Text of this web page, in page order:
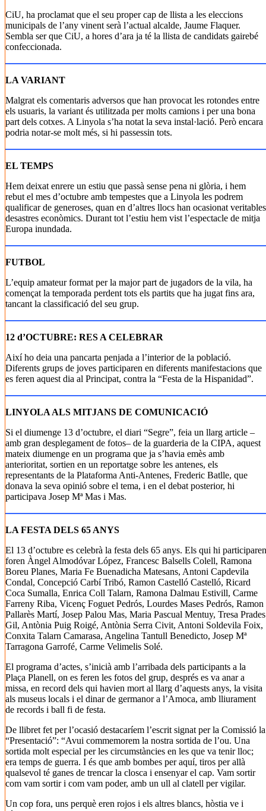
CiU, ha proclamat que el seu proper cap de llista a les eleccions
municipals de l’any vinent serà l’actual alcalde, Jaume Flaquer.
Sembla ser que CiU, a hores d’ara ja té la llista de candidats gairebé
confeccionada.
LA VARIANT
Malgrat els comentaris adversos que han provocat les rotondes entre
els usuaris, la variant és utilitzada per molts camions i per una bona
part dels cotxes. A Linyola s’ha notat la seva instal·lació. Però encara
podria notar-se molt més, si hi passessin tots.
EL TEMPS
Hem deixat enrere un estiu que passà sense pena ni glòria, i hem
rebut el mes d’octubre amb tempestes que a Linyola les podrem
qualificar de generoses, quan en d’altres llocs han ocasionat veritables
desastres econòmics. Durant tot l’estiu hem vist l’espectacle de mitja
Europa inundada.
FUTBOL
L’equip amateur format per la major part de jugadors de la vila, ha
començat la temporada perdent tots els partits que ha jugat fins ara,
tancant la classificació del seu grup.
12 d’OCTUBRE: RES A CELEBRAR
Així ho deia una pancarta penjada a l’interior de la població.
Diferents grups de joves participaren en diferents manifestacions que
es feren aquest dia al Principat, contra la “Festa de la Hispanidad”.
LINYOLA ALS MITJANS DE COMUNICACIÓ
Si el diumenge 13 d’octubre, el diari “Segre”, feia un llarg article –
amb gran desplegament de fotos– de la guarderia de la CIPA, aquest
mateix diumenge en un programa que ja s’havia emès amb
anterioritat, sortien en un reportatge sobre les antenes, els
representants de la Plataforma Anti-Antenes, Frederic Batlle, que
donava la seva opinió sobre el tema, i en el debat posterior, hi
participava Josep Mª Mas i Mas.
LA FESTA DELS 65 ANYS
El 13 d’octubre es celebrà la festa dels 65 anys. Els qui hi participaren
foren Àngel Almodóvar López, Francesc Balsells Colell, Ramona
Boreu Planes, Maria Fe Buenadicha Matesans, Antoni Capdevila
Condal, Concepció Carbí Tribó, Ramon Castelló Castelló, Ricard
Coca Sumalla, Enrica Coll Talarn, Ramona Dalmau Estivill, Carme
Farreny Riba, Vicenç Foguet Pedrós, Lourdes Mases Pedrós, Ramon
Pallarès Martí, Josep Palou Mas, Maria Pascual Mentuy, Tresa Prades
Gil, Antònia Puig Roigé, Antònia Serra Civit, Antoni Soldevila Foix,
Conxita Talarn Camarasa, Angelina Tantull Benedicto, Josep Mª
Tarragona Garrofé, Carme Velimelis Solé.
El programa d’actes, s’inicià amb l’arribada dels participants a la
Plaça Planell, on es feren les fotos del grup, després es va anar a
missa, en record dels qui havien mort al llarg d’aquests anys, la visita
als museus locals i el dinar de germanor a l’Amoca, amb lliurament
de records i ball fi de festa.
De llibret fet per l’ocasió destacaríem l’escrit signat per la Comissió la
“Presentació”: “Avui commemorem la nostra sortida de l’ou. Una
sortida molt especial per les circumstàncies en les que va tenir lloc;
era temps de guerra. I és que amb bombes per aquí, tiros per allà
qualsevol té ganes de trencar la closca i ensenyar el cap. Vam sortir
com vam sortir i com vam poder, amb un ull al clatell per vigilar.
Un cop fora, uns perquè eren rojos i els altres blancs, hòstia ve i